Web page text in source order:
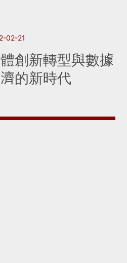
02-21
創新轉型與數據
的新時代